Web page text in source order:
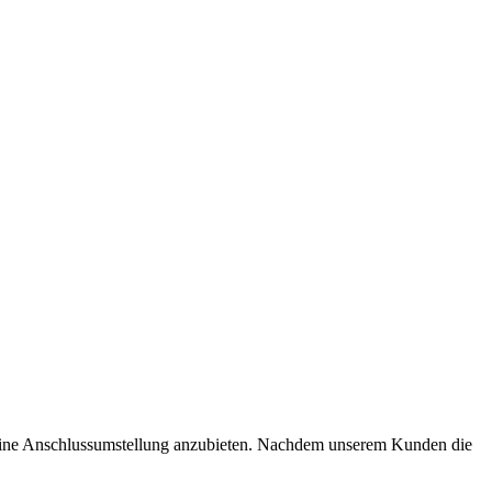
Anschlussumstellung anzubieten. Nachdem unserem Kunden die